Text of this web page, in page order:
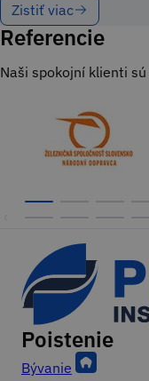
Zistiť viac
Referencie
Naši spokojní klienti
Footer
Poistenie
Bývanie